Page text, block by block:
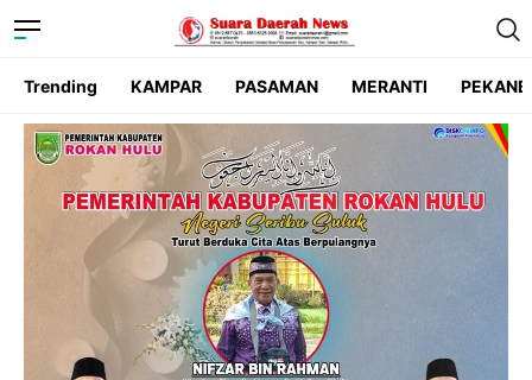
Trending KAMPAR PASAMAN MERANTI